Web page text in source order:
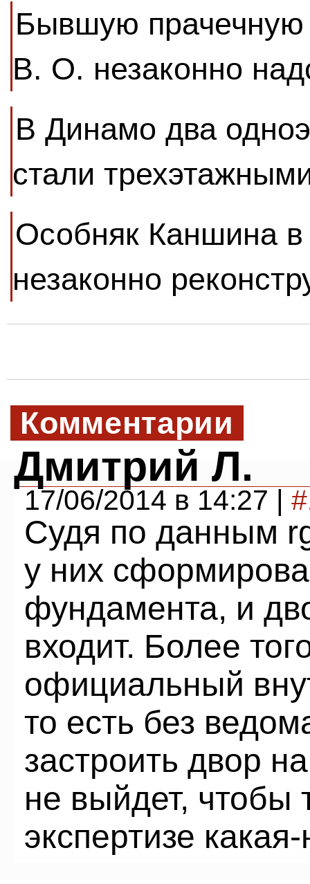
Бывшую прачечную
В. О. незаконно
В Динамо два
стали
Особняк Каншина в
незаконно
Комментарии
Дмитрий Л.
17/06/2014 в 14:27 |
Судя по данным
у них
фундамента, и
входит. Более
официальный
то есть без
застроить двор
не выйдет, чтобы
экспертизе